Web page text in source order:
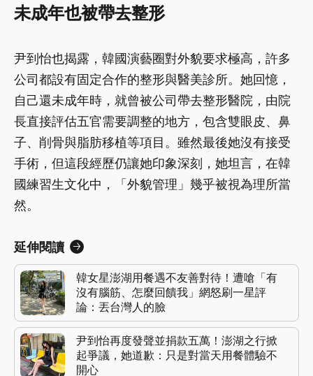
未成年也被帶去整形
尹到怡也揭露，韓國演藝圈對外貌要求極高，許多
公司都設有固定合作的整形與醫美診所。她回憶，
自己還未成年時，就曾被公司帶去整形醫院，由院
長直接評估五官需要調整的地方，包含雙眼皮、鼻
子、削骨與脂肪移植等項目。雖然最後她沒有接受
手術，但這段經歷仍讓她印象深刻，她坦言，在韓
國練習生文化中，「外貌管理」幾乎被視為理所當
然。
延伸閱讀
韓女星澎湖用餐遇不友善對待！遭嗆「有
沒有腦筋、怎麼回饋我」網怒刷一星評
論：丟台灣人的臉
尹到怡再度發聲並捐款五萬！澎湖之行掀
起爭議，她道歉：只是對當天用餐體驗不
開心